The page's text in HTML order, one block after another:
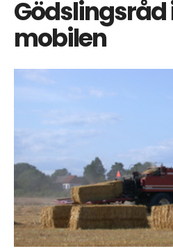
Gödslingsråd
mobilen